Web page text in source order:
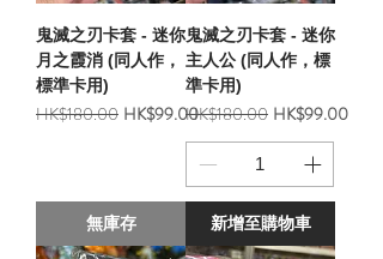
鬼滅之刃卡套 - 迷你
月之霞消 (同人作，
標準卡用)
一般價格
HK$180.00 促銷價格
HK$99.00
無庫存
鬼滅之刃卡套 - 迷你
主人公 (同人作，標
準卡用)
一般價格
HK$180.00 促銷價格
HK$99.00
新增至購物車